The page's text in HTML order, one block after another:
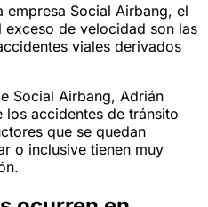
Social Airbang, el
de velocidad son las
viales derivados
Social Airbang, Adrián
accidentes de tránsito
que se quedan
o inclusive tienen muy